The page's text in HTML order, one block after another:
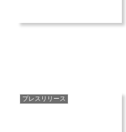
プレスリリース